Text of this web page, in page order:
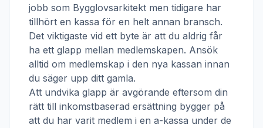
jobb som Bygglovsarkitekt men tidigare har
tillhört en kassa för en helt annan bransch.
Det viktigaste vid ett byte är att du aldrig får
ha ett glapp mellan medlemskapen. Ansök
alltid om medlemskap i den nya kassan innan
du säger upp ditt gamla.
Att undvika glapp är avgörande eftersom din
rätt till inkomstbaserad ersättning bygger på
att du har varit medlem i en a-kassa under de